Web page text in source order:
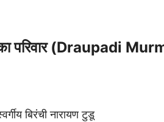
का परिवार (Draupadi
बिरंची नारायण टुडू